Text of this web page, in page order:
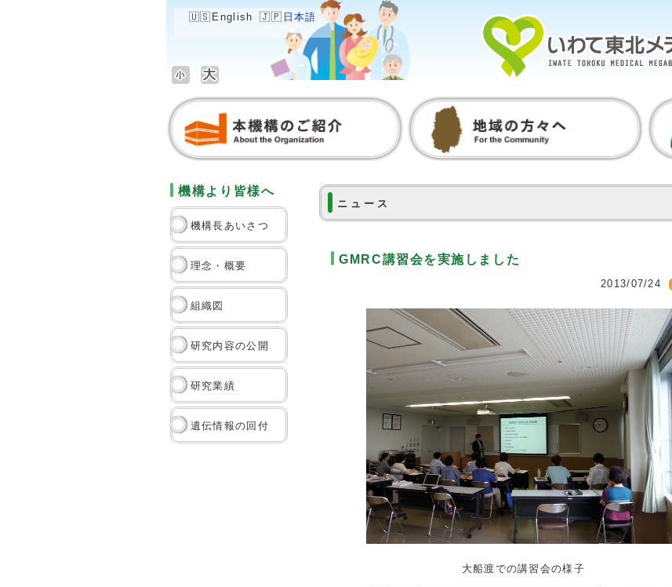
English 日本語
機構より皆様へ
機構長あいさつ
理念・概要
組織図
研究内容の公開
研究業績
遺伝情報の回付
ニュース
GMRC講習会を実施しました
2013/07/24
大船渡での講習会の様子